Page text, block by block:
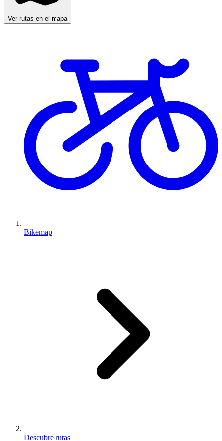
Ver rutas en el mapa
Bikemap
Descubre rutas